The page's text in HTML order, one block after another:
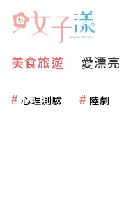
美食旅遊 愛漂亮
心理測驗 陸劇